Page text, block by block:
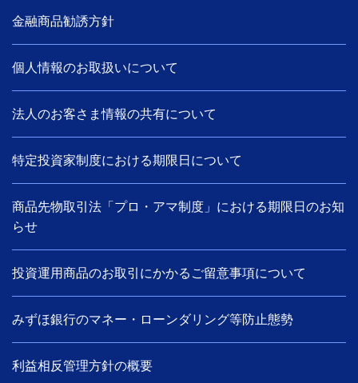
金融商品勧誘方針
個人情報のお取扱いについて
法人のお客さま情報の共有について
特定投資家制度における期限日について
商品先物取引法「プロ・アマ制度」における期限日のお知
らせ
投資運用商品のお取引にかかるご留意事項について
みずほ銀行のマネー・ローンダリング等防止態勢
利益相反管理方針の概要